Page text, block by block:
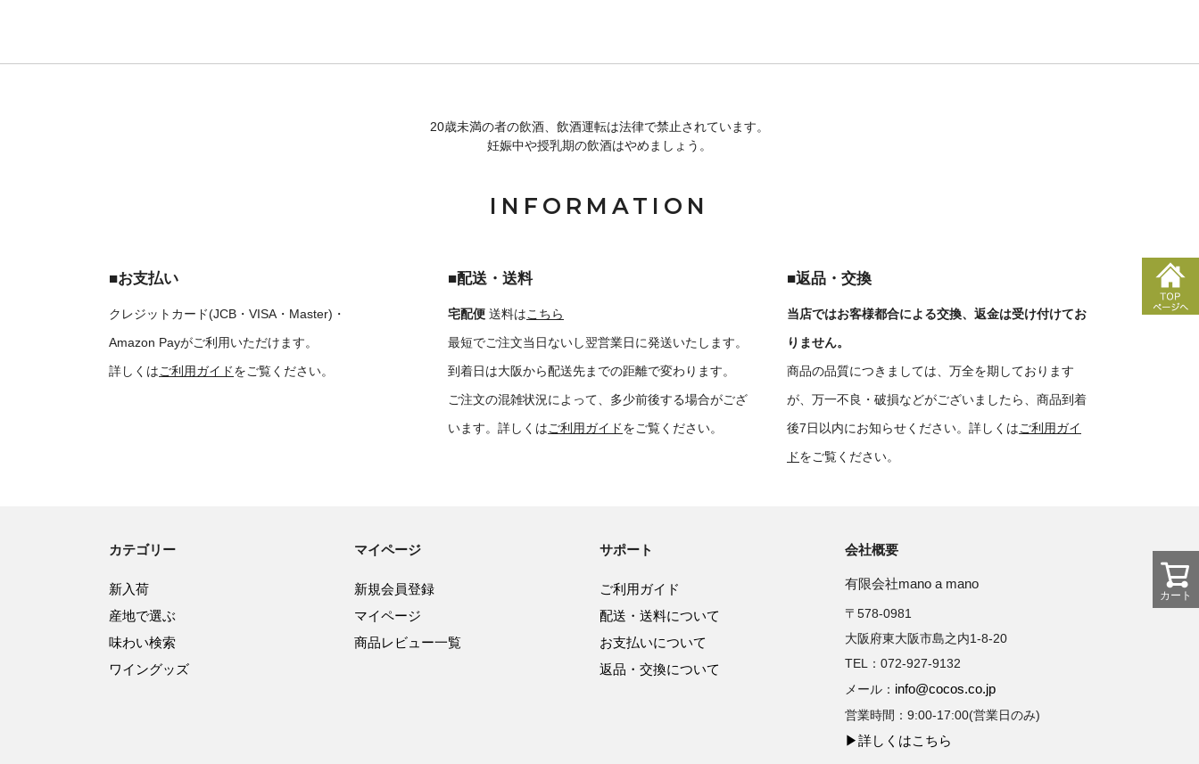
カート
20歳未満の者の飲酒、飲酒運転は法律で禁止されています。
妊娠中や授乳期の飲酒はやめましょう。
INFORMATION
■お支払い
クレジットカード(JCB・VISA・Master)・
Amazon Payがご利用いただけます。
詳しくはご利用ガイドをご覧ください。
■配送・送料
宅配便 送料はこちら
最短でご注文当日ないし翌営業日に発送いたします。
到着日は大阪から配送先までの距離で変わります。
ご注文の混雑状況によって、多少前後する場合がござ
います。詳しくはご利用ガイドをご覧ください。
■返品・交換
当店ではお客様都合による交換、返金は受け付けてお
りません。
商品の品質につきましては、万全を期しております
が、万一不良・破損などがございましたら、商品到着
後7日以内にお知らせください。詳しくはご利用ガイ
ドをご覧ください。
カテゴリー
新入荷
産地で選ぶ
味わい検索
ワイングッズ
マイページ
新規会員登録
マイページ
商品レビュー一覧
サポート
ご利用ガイド
配送・送料について
お支払いについて
返品・交換について
会社概要
有限会社mano a mano
〒578-0981
大阪府東大阪市島之内1-8-20
TEL：072-927-9132
メール： info@cocos.co.jp
営業時間：9:00-17:00(営業日のみ)
▶詳しくはこちら